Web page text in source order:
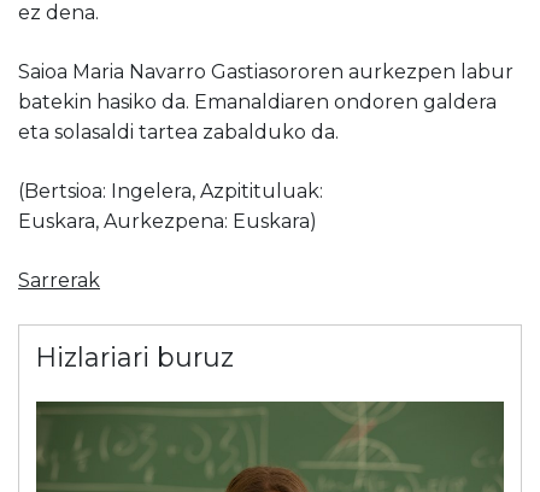
ez dena.
Saioa Maria Navarro Gastiasororen aurkezpen labur
batekin hasiko da. Emanaldiaren ondoren galdera
eta solasaldi tartea zabalduko da.
(Bertsioa: Ingelera, Azpitituluak:
Euskara, Aurkezpena: Euskara)
Sarrerak
Hizlariari buruz